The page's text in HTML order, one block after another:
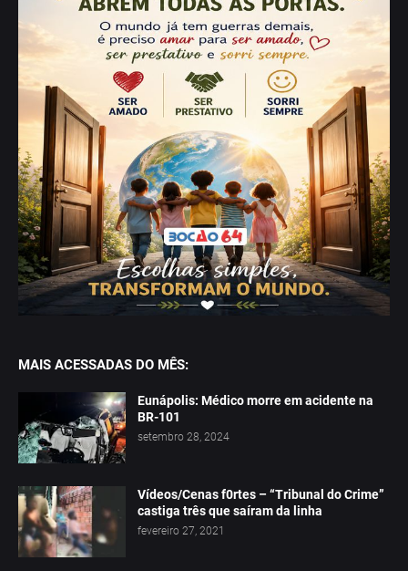
MAIS ACESSADAS DO MÊS:
Eunápolis: Médico morre em acidente na
BR-101
setembro 28, 2024
Vídeos/Cenas f0rtes – “Tribunal do Crime”
castiga três que saíram da linha
fevereiro 27, 2021